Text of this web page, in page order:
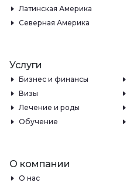
Латинская Америка
Северная Америка
Услуги
Бизнес и финансы
Визы
Лечение и роды
Обучение
О компании
О нас